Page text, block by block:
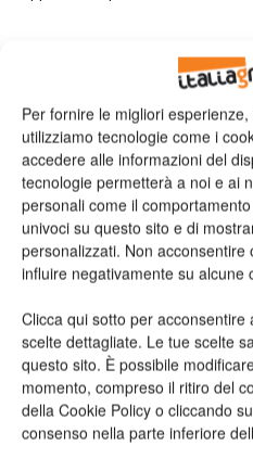
Per fornire le migliori
utilizziamo tecnologie come i
accedere alle informazioni del
tecnologie permetterà a noi e ai
personali come il
univoci su questo sito e di
personalizzati. Non acconsentire
influire negativamente su alcune
Clicca qui sotto per
scelte dettagliate. Le tue scelte
questo sito. È possibile
momento, compreso il ritiro del
della Cookie Policy o cliccando
consenso nella parte inferiore
stampante per
colori per il labelling, basata su
rivolge a stampatori, tipografie e
crescente numero di aziende
in-house piccole e micro
«OKI ha colto con tempismo la
e medie aziende nel settore del
OKI Europe (Italia) – La nostra
rispondere alle richieste del
affiancare alle soluzioni di
pensati perapplicazioni più
necessità di settori specifici,